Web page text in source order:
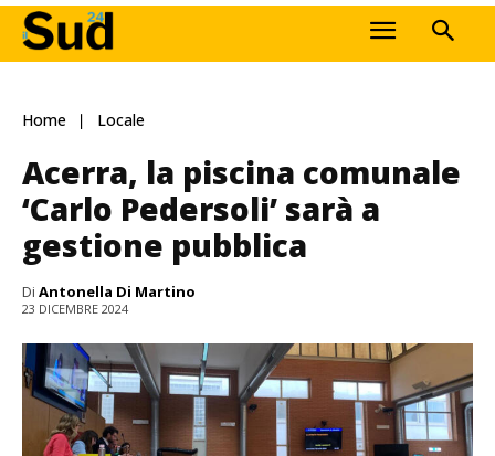
Home Locale
Acerra, la piscina comunale
‘Carlo Pedersoli’ sarà a
gestione pubblica
Di Antonella Di Martino
23 DICEMBRE 2024